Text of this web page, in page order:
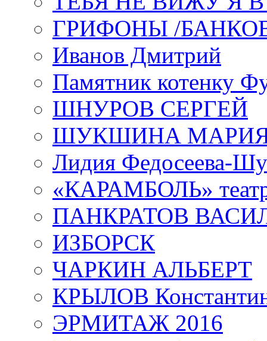
ГРИФОНЫ /
Иванов Дмитрий
Памятник котенку
ШНУРОВ СЕРГЕЙ
ШУКШИНА
Лидия Федосеева-
«КАРАМБОЛЬ»
ПАНКРАТОВ
ИЗБОРСК
ЧАРКИН АЛЬБЕРТ
КРЫЛОВ
ЭРМИТАЖ 2016